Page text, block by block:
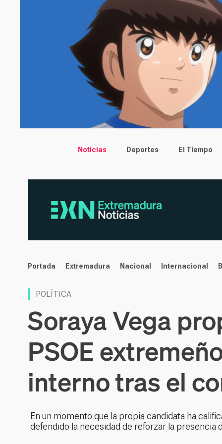
Main menu
Noticias Deportes El Tiempo
noticias
Portada Extremadura Nacional Internacional
POLÍTICA
Soraya Vega
PSOE
interno tras el
En un momento que la propia candidata ha
defendido la necesidad de reforzar la presencia